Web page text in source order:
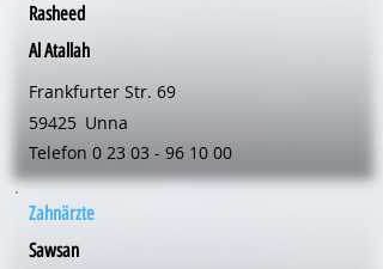
Rasheed
Al Atallah
Frankfurter Str. 69
59425 Unna
Telefon 0 23 03 - 96 10 00
Zahnärzte
Sawsan